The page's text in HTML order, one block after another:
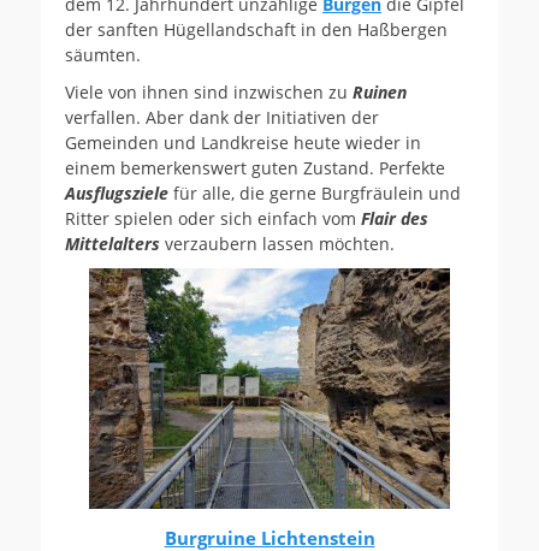
der sanften Hügellandschaft in den Haßbergen
säumten.
Viele von ihnen sind inzwischen zu Ruinen
verfallen. Aber dank der Initiativen der
Gemeinden und Landkreise heute wieder in
einem bemerkenswert guten Zustand. Perfekte
Ausflugsziele für alle, die gerne Burgfräulein und
Ritter spielen oder sich einfach vom Flair des
Mittelalters verzaubern lassen möchten.
Burgruine Lichtenstein